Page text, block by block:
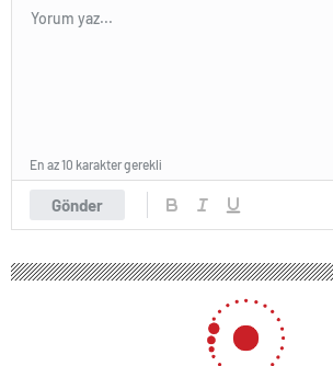
Gönder
En az 10 karakter gerekli